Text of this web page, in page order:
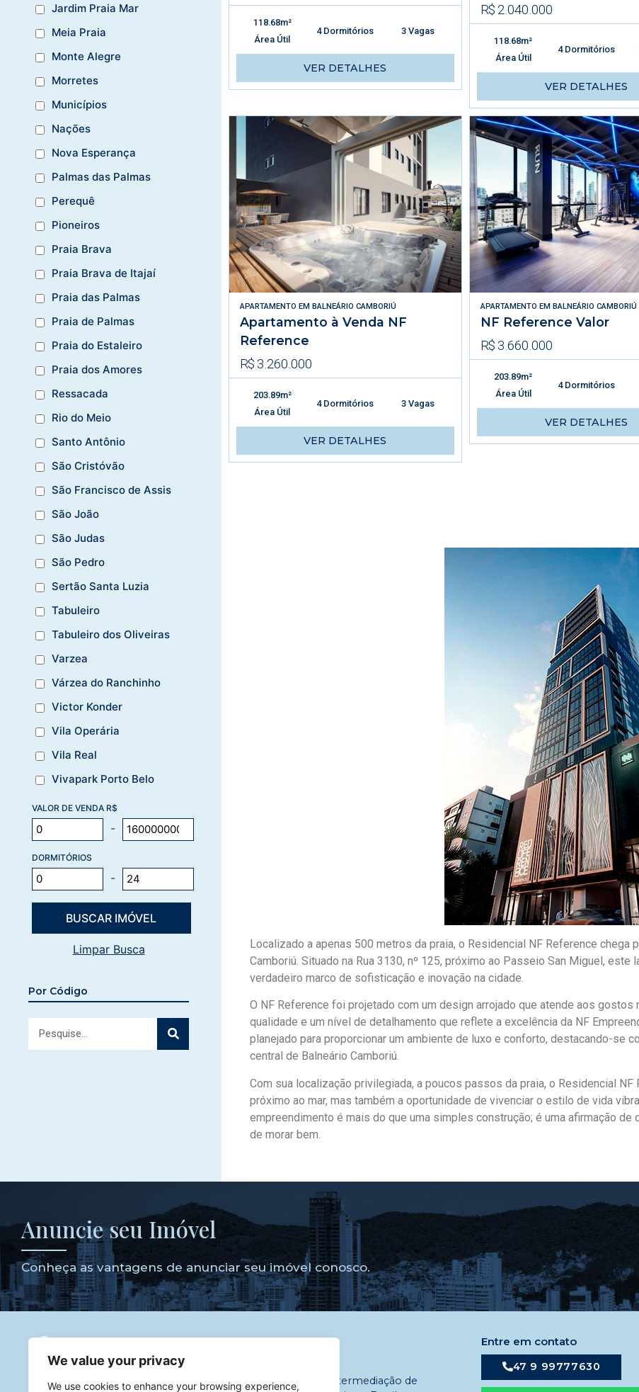
We value your privacy
We use cookies to enhance your browsing experience,
Jardim Praia Mar
Meia Praia
Monte Alegre
Morretes
Municípios
Nações
Nova Esperança
Palmas das Palmas
Perequê
Pioneiros
Praia Brava
Praia Brava de Itajaí
Praia das Palmas
Praia de Palmas
Praia do Estaleiro
Praia dos Amores
Ressacada
Rio do Meio
Santo Antônio
São Cristóvão
São Francisco de Assis
São João
São Judas
São Pedro
Sertão Santa Luzia
Tabuleiro
Tabuleiro dos Oliveiras
Varzea
Várzea do Ranchinho
Victor Konder
Vila Operária
Vila Real
Vivapark Porto Belo
VALOR DE VENDA R$
-
DORMITÓRIOS
-
Limpar Busca
Por Código
118.68m²
Área Útil
4 Dormitórios 3 Vagas
VER DETALHES
R$ 2.040.000
118.68m²
Área Útil
4 Dormitórios
VER DETALHES
APARTAMENTO EM BALNEÁRIO CAMBORIÚ
Apartamento à Venda NF
Reference
R$ 3.260.000
203.89m²
Área Útil
4 Dormitórios 3 Vagas
VER DETALHES
APARTAMENTO EMBALNEÁRIO CAMBORIÚ
NF Reference Valor
R$ 3.660.000
203.89m²
Área Útil
4 Dormitórios
VER DETALHES
Localizado a apenas 500 metros da praia, o Residencial NF Reference chega
Camboriú. Situado na Rua 3130, nº 125, próximo ao Passeio San Miguel,
verdadeiro marco de sofisticação e inovação na cidade.
O NF Reference foi projetado com um design arrojado que atende aos
qualidade e um nível de detalhamento que reflete a excelência da NF
planejado para proporcionar um ambiente de luxo e conforto, destacando-se
central de Balneário Camboriú.
Com sua localização privilegiada, a poucos passos da praia, o Residencial
próximo ao mar, mas também a oportunidade de vivenciar o estilo de vida
empreendimento é mais do que uma simples construção; é uma afirmação
de morar bem.
Anuncie seu Imóvel
Conheça as vantagens de anunciar seu imóvel conosco.
Godoy dos Imóveis
Corretor de Imóveis especialista em intermediação de
Entre em contato
47 9 99777630